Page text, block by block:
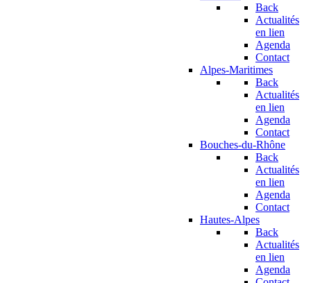
Back
Actualités
en lien
Agenda
Contact
Alpes-Maritimes
Back
Actualités
en lien
Agenda
Contact
Bouches-du-Rhône
Back
Actualités
en lien
Agenda
Contact
Hautes-Alpes
Back
Actualités
en lien
Agenda